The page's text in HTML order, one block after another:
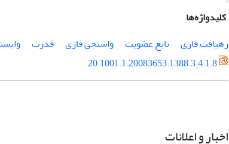
کلیدواژه‌ها
رهیافت فازی
تابع عضویت واسنجی فازی قدرت
20.1001.1.20083653.1388.3.4.1.8
اخبار و اعلانات